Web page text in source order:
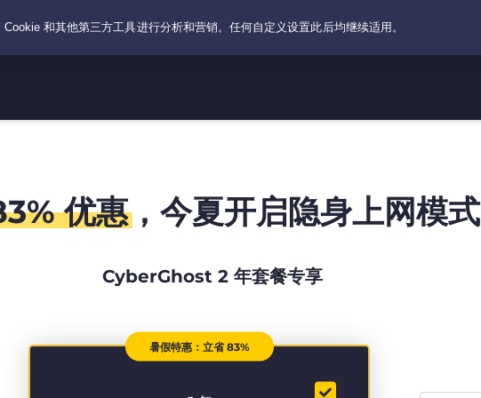
优惠，今夏开启隐身上网模式
CyberGhost 2 年套餐专享
暑假特惠：立省 83%